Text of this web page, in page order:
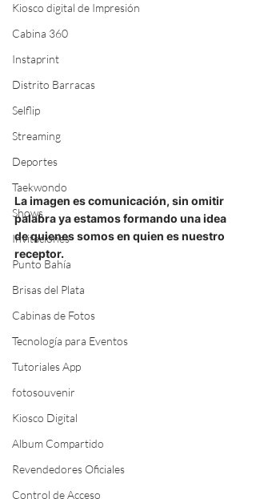
Kiosco digital de Impresión
Cabina 360
Instaprint
Distrito Barracas
Selflip
Streaming
Deportes
Taekwondo
Shows
Invitaciones
Punto Bahía
Brisas del Plata
Cabinas de Fotos
Tecnología para Eventos
Tutoriales App
fotosouvenir
Kiosco Digital
Album Compartido
Revendedores Oficiales
Control de Acceso
La imagen es comunicación, sin omitir
palabra ya estamos formando una idea
de quienes somos en quien es nuestro
receptor.